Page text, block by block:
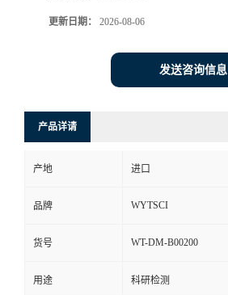
更新日期： 2026-08-06
发送咨询信息
产品详请
产地 进口
品牌 WYTSCI
货号 WT-DM-B00200
用途 科研检测